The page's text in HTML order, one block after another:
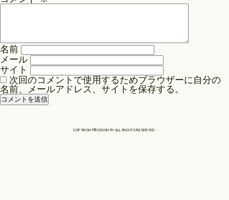
ョ
ン
名前
メール
サイト
次回のコメントで使用するためブラウザーに自分の
名前、メールアドレス、サイトを保存する。
COPYRIGHT©O/EIGHTH ALL RIGHTS RESERVED.